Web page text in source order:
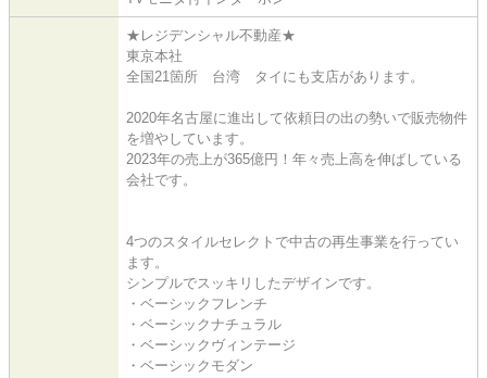
★レジデンシャル不動産★
東京本社
全国21箇所 台湾 タイにも支店があります。
2020年名古屋に進出して依頼日の出の勢いで販売物件
を増やしています。
2023年の売上が365億円！年々売上高を伸ばしている
会社です。
4つのスタイルセレクトで中古の再生事業を行ってい
ます。
シンプルでスッキリしたデザインです。
・ベーシックフレンチ
・ベーシックナチュラル
・ベーシックヴィンテージ
・ベーシックモダン